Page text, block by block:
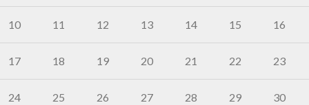
10 11 12 13 14 15 16
17 18 19 20 21 22 23
24 25 26 27 28 29 30